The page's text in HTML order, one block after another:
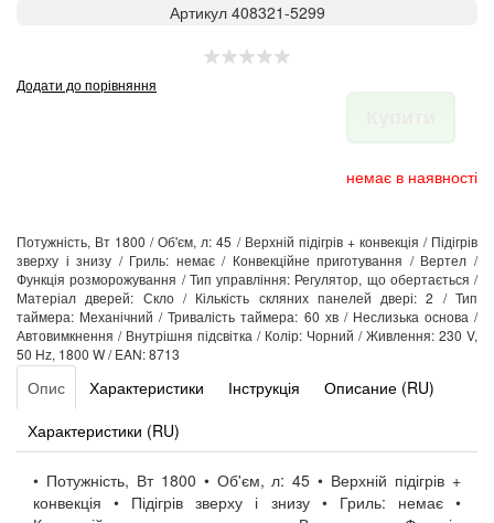
Артикул 408321-5299
Додати до порівняння
немає в наявності
Потужність, Вт 1800 / Об'єм, л: 45 / Верхній підігрів + конвекція / Підігрів
зверху і знизу / Гриль: немає / Конвекційне приготування / Вертел /
Функція розморожування / Тип управління: Регулятор, що обертається /
Матеріал дверей: Скло / Кількість скляних панелей двері: 2 / Тип
таймера: Механічний / Тривалість таймера: 60 хв / Неслизька основа /
Автовимкнення / Внутрішня підсвітка / Колір: Чорний / Живлення: 230 V,
50 Hz, 1800 W / EAN: 8713
Опис Характеристики Інструкція
Описание (RU)
Характеристики (RU)
• Потужність, Вт 1800 • Об'єм, л: 45 • Верхній підігрів +
конвекція • Підігрів зверху і знизу • Гриль: немає •